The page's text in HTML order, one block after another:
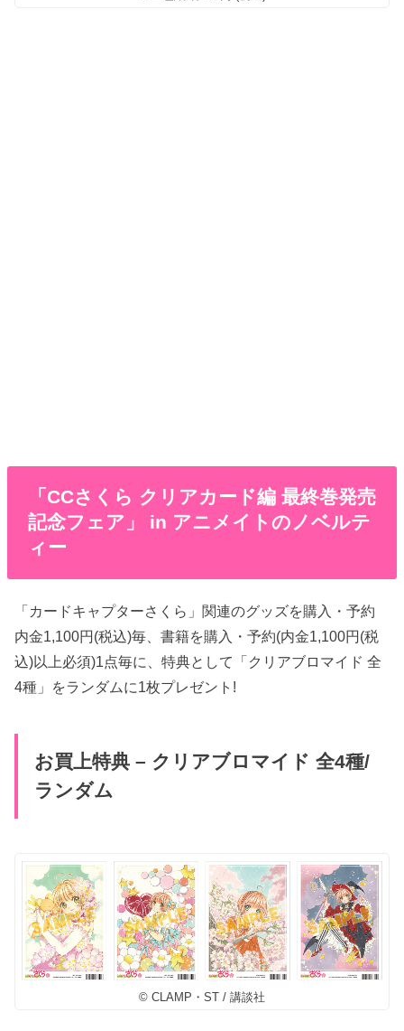
「CCさくら クリアカード編 最終巻発売
記念フェア」 in アニメイトのノベルテ
ィー
「カードキャプターさくら」関連のグッズを購入・予約
内金1,100円(税込)毎、書籍を購入・予約(内金1,100円(税
込)以上必須)1点毎に、特典として「クリアブロマイド 全
4種」をランダムに1枚プレゼント!
お買上特典 – クリアブロマイド 全4種/
ランダム
© CLAMP・ST / 講談社